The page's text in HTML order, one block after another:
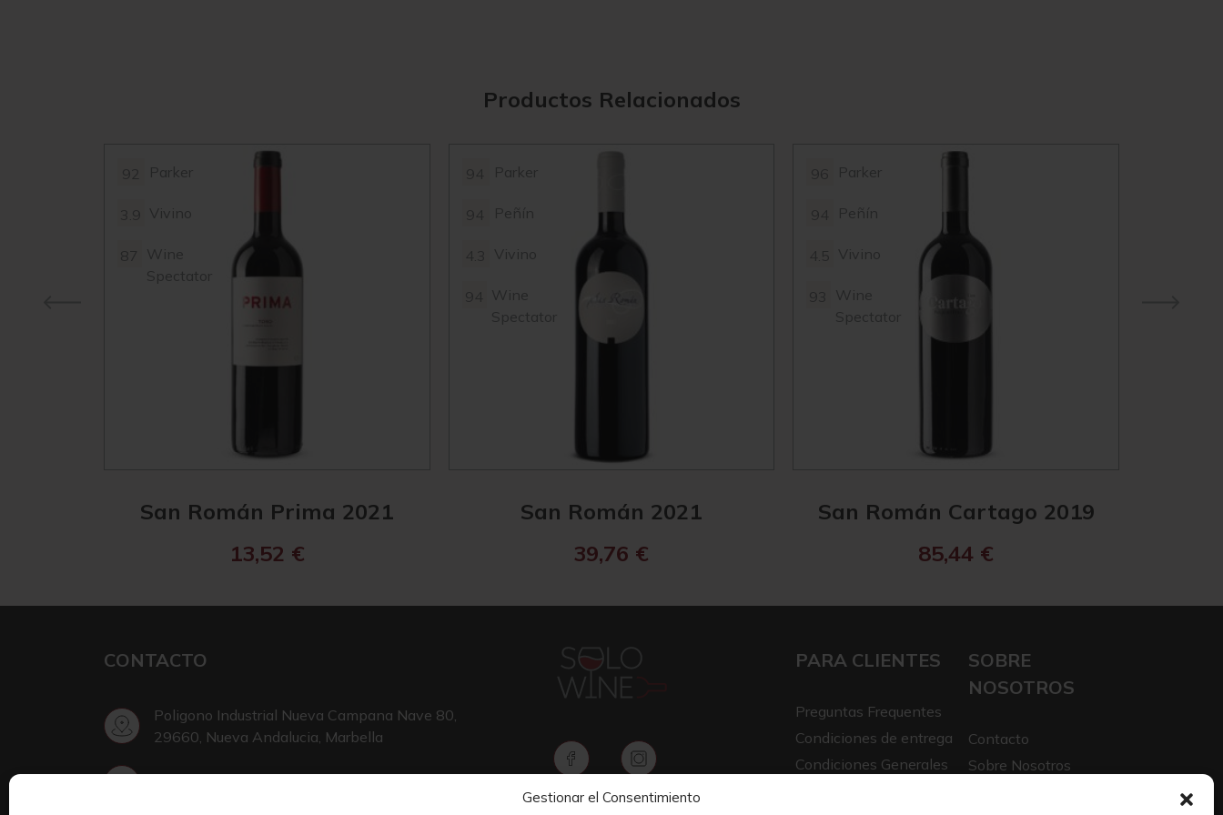
Gestionar el Consentimiento
Productos Relacionados
Parker
Vivino
Wine
Spectator
San Román Prima 2021
13,52 €
Parker
Peñín
Vivino
Wine
Spectator
San Román 2021
39,76 €
Parker
Peñín
Vivino
Wine
Spectator
San Román Cartago 2019
85,44 €
CONTACTO
Poligono Industrial Nueva Campana Nave 80,
29660, Nueva Andalucia, Marbella
PARA CLIENTES
Preguntas Frequentes
Condiciones de entrega
Condiciones Generales
SOBRE
NOSOTROS
Contacto
Sobre Nosotros